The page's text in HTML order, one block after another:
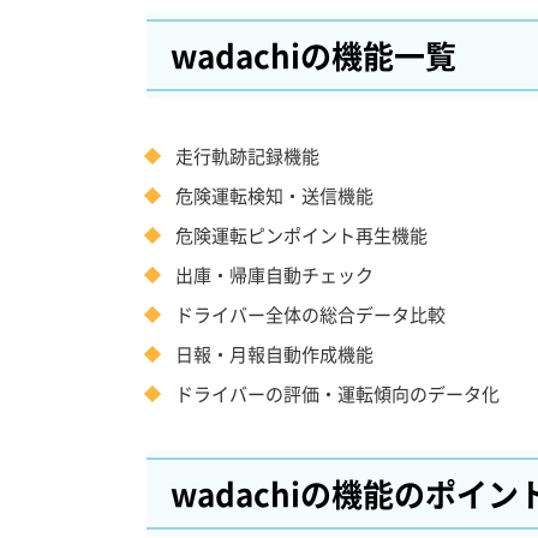
wadachiの機能一覧
走行軌跡記録機能
危険運転検知・送信機能
危険運転ピンポイント再生機能
出庫・帰庫自動チェック
ドライバー全体の総合データ比較
日報・月報自動作成機能
ドライバーの評価・運転傾向のデータ化
wadachiの機能のポイン